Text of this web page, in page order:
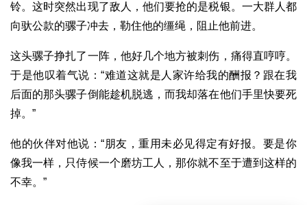
铃。这时突然出现了敌人，他们要抢的是税银。一大群人都
向驮公款的骡子冲去，勒住他的缰绳，阻止他前进。
这头骡子挣扎了一阵，他好几个地方被刺伤，痛得直哼哼。
于是他叹着气说：“难道这就是人家许给我的酬报？跟在我
后面的那头骡子倒能趁机脱逃，而我却落在他们手里快要死
掉。”
他的伙伴对他说：“朋友，重用未必见得定有好报。要是你
像我一样，只侍候一个磨坊工人，那你就不至于遭到这样的
不幸。”